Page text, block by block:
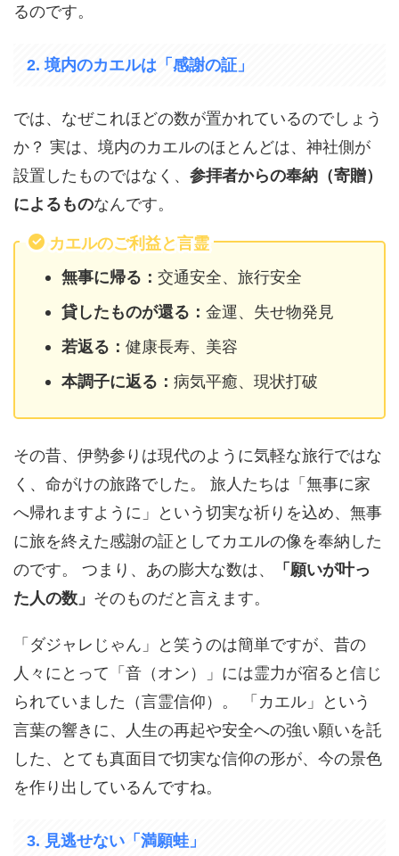
るのです。
2. 境内のカエルは「感謝の証」
では、なぜこれほどの数が置かれているのでしょう
か？ 実は、境内のカエルのほとんどは、神社側が
設置したものではなく、 参拝者からの奉納（寄贈）
によるものなんです。
カエルのご利益と言霊
無事に帰る： 交通安全、旅行安全
貸したものが還る： 金運、失せ物発見
若返る： 健康長寿、美容
本調子に返る： 病気平癒、現状打破
その昔、伊勢参りは現代のように気軽な旅行ではな
く、命がけの旅路でした。 旅人たちは「無事に家
へ帰れますように」という切実な祈りを込め、無事
に旅を終えた感謝の証としてカエルの像を奉納した
のです。 つまり、あの膨大な数は、
「願いが叶っ
た人の数」 そのものだと言えます。
「ダジャレじゃん」と笑うのは簡単ですが、昔の
人々にとって「音（オン）」には霊力が宿ると信じ
られていました（言霊信仰）。 「カエル」という
言葉の響きに、人生の再起や安全への強い願いを託
した、とても真面目で切実な信仰の形が、今の景色
を作り出しているんですね。
3. 見逃せない「満願蛙」